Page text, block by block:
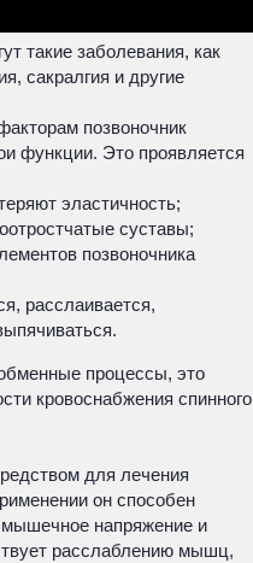
такие заболевания, как
сакралгия и другие
позвоночник
функции. Это проявляется
эластичность;
суставы;
позвоночника
расслаивается,
процессы, это
кровоснабжения спинного
для лечения
он способен
напряжение и
расслаблению мышц,